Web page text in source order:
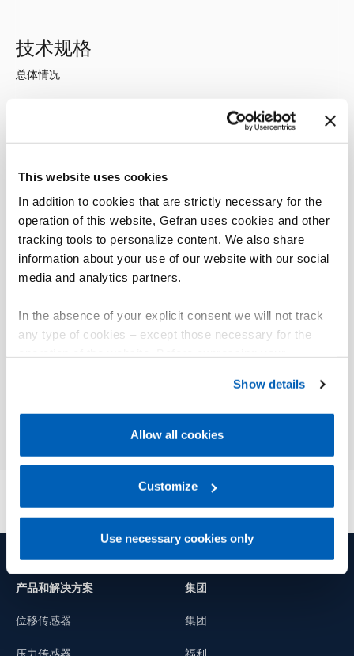
This website uses cookies
In addition to cookies that are strictly necessary for the
operation of this website, Gefran uses cookies and other
tracking tools to personalize content. We also share
information about your use of our website with our social
media and analytics partners.
In the absence of your explicit consent we will not track
any type of cookies – except those necessary for the
Gefran - Cookie
policy.
regarding processing of personal data, at the following
Gefran - Privacy Policy.
Show details
Allow all cookies
Customize
Use necessary cookies only
技术规格
总体情况
• 适用于自己动手操作的称重传感器
• 无限超载保护
• 全部采用不锈钢材料
•建议外部使用放大器 (MBA, VDA, 监控器DU1D, 监控器
DU4D)
产品和解决方案
位移传感器
集团
集团